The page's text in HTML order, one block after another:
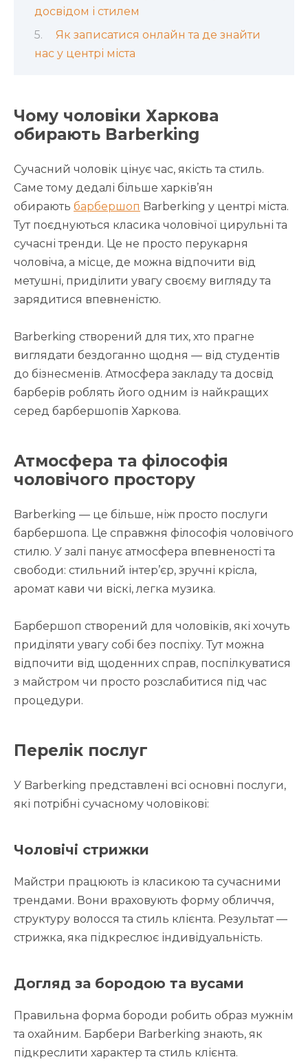
досвідом і стилем
Як записатися онлайн та де знайти
нас у центрі міста
Чому чоловіки Харкова
обирають Barberking
Сучасний чоловік цінує час, якість та стиль.
Саме тому дедалі більше харків’ян
обирають барбершоп Barberking у центрі міста.
Тут поєднуються класика чоловічої цирульні та
сучасні тренди. Це не просто перукарня
чоловіча, а місце, де можна відпочити від
метушні, приділити увагу своєму вигляду та
зарядитися впевненістю.
Barberking створений для тих, хто прагне
виглядати бездоганно щодня — від студентів
до бізнесменів. Атмосфера закладу та досвід
барберів роблять його одним із найкращих
серед барбершопів Харкова.
Атмосфера та філософія
чоловічого простору
Barberking — це більше, ніж просто послуги
барбершопа. Це справжня філософія чоловічого
стилю. У залі панує атмосфера впевненості та
свободи: стильний інтер’єр, зручні крісла,
аромат кави чи віскі, легка музика.
Барбершоп створений для чоловіків, які хочуть
приділяти увагу собі без поспіху. Тут можна
відпочити від щоденних справ, поспілкуватися
з майстром чи просто розслабитися під час
процедури.
Перелік послуг
У Barberking представлені всі основні послуги,
які потрібні сучасному чоловікові:
Чоловічі стрижки
Майстри працюють із класикою та сучасними
трендами. Вони враховують форму обличчя,
структуру волосся та стиль клієнта. Результат —
стрижка, яка підкреслює індивідуальність.
Догляд за бородою та вусами
Правильна форма бороди робить образ мужнім
та охайним. Барбери Barberking знають, як
підкреслити характер та стиль клієнта.